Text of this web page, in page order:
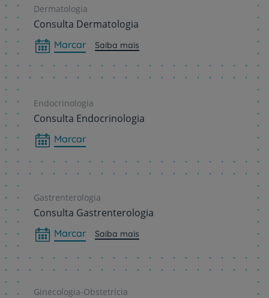
Dermatologia
Consulta Dermatologia
Marcar Saiba mais
Endocrinologia
Consulta Endocrinologia
Marcar
Gastrenterologia
Consulta Gastrenterologia
Marcar Saiba mais
Ginecologia-Obstetrícia